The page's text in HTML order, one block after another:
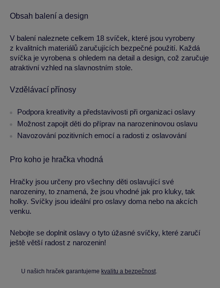
Obsah balení a design
V balení naleznete celkem 18 svíček, které jsou vyrobeny
z kvalitních materiálů zaručujících bezpečné použití. Každá
svíčka je vyrobena s ohledem na detail a design, což zaručuje
atraktivní vzhled na slavnostním stole.
Vzdělávací přínosy
Podpora kreativity a představivosti při organizaci oslavy
Možnost zapojit děti do příprav na narozeninovou oslavu
Navozování pozitivních emocí a radosti z oslavování
Pro koho je hračka vhodná
Hračky jsou určeny pro všechny děti oslavující své
narozeniny, to znamená, že jsou vhodné jak pro kluky, tak
holky. Svíčky jsou ideální pro oslavy doma nebo na akcích
venku.
Nebojte se doplnit oslavy o tyto úžasné svíčky, které zaručí
ještě větší radost z narozenin!
U našich hraček garantujeme kvalitu a bezpečnost.